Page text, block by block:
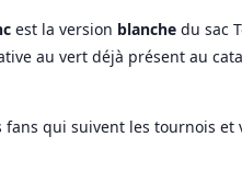
est la version blanche du sac
au vert déjà présent au
qui suivent les tournois